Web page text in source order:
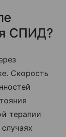
СПИД?
Скорость
терапии